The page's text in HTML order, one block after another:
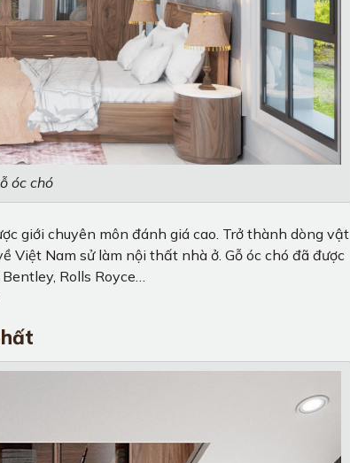
óc chó
giới chuyên môn đánh giá cao. Trở thành dòng vật
Việt Nam sử làm nội thất nhà ở. Gỗ óc chó đã được
Rolls Royce…